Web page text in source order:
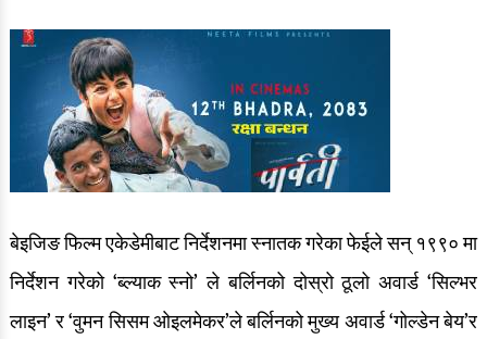
बेइजिङ फिल्म एकेडेमीबाट निर्देशनमा स्नातक गरेका फेईले सन् १९९० मा
निर्देशन गरेको ‘ब्ल्याक स्नो’ ले बर्लिनको दोस्रो ठूलो अवार्ड ‘सिल्भर
लाइन’ र ‘वुमन सिसम ओइलमेकर’ले बर्लिनको मुख्य अवार्ड ‘गोल्डेन बेय’र